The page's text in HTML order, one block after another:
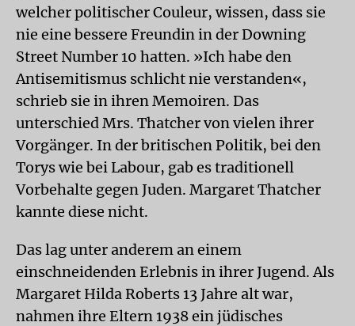
welcher politischer Couleur, wissen, dass sie
nie eine bessere Freundin in der Downing
Street Number 10 hatten. »Ich habe den
Antisemitismus schlicht nie verstanden«,
schrieb sie in ihren Memoiren. Das
unterschied Mrs. Thatcher von vielen ihrer
Vorgänger. In der britischen Politik, bei den
Torys wie bei Labour, gab es traditionell
Vorbehalte gegen Juden. Margaret Thatcher
kannte diese nicht.
Das lag unter anderem an einem
einschneidenden Erlebnis in ihrer Jugend. Als
Margaret Hilda Roberts 13 Jahre alt war,
nahmen ihre Eltern 1938 ein jüdisches